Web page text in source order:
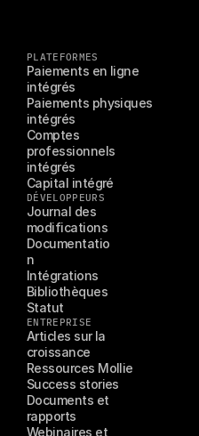
PLATEFORMES
Paiements en ligne
intégrés
Paiements physiques
intégrés
Comptes
professionnels
intégrés
Capital intégré
DÉVELOPPEURS
Journal des
modifications
Documentatio
n
Intégrations
Bibliothèques
Statut
ENTREPRISE
Articles sur la
croissance
Ressources Mollie
Success stories
Documents et
rapports
Webinaires et